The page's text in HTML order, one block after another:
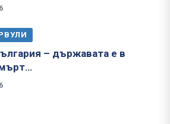
– държавата е в